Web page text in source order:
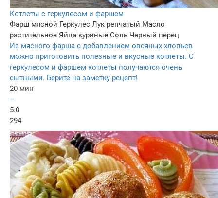
Котлеты с геркулесом и фаршем
Фарш мясной Геркулес Лук репчатый Масло
растительное Яйца куриные Соль Черный перец
Из мясного фарша с добавлением овсяных хлопьев
можно приготовить полезные и вкусные котлеты. С
геркулесом и фаршем котлеты получаются очень
сытными. Берите на заметку рецепт!
20 мин
–
5.0
294